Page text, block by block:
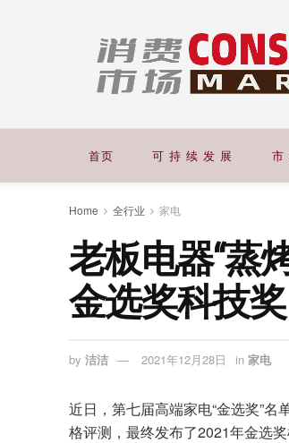
首页 可 持 续 发 展 市
Home 全行业 家电
老板电器“蒸
金选奖科技奖
by 洁洁 2021年12月28日 in 家电
近日，第七届高端家电“金选奖”
格评测，最终发布了2021年金选